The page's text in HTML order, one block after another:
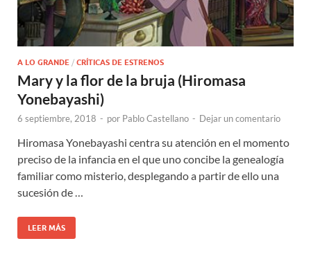
A LO GRANDE / CRÍTICAS DE ESTRENOS
Mary y la flor de la bruja (Hiromasa
Yonebayashi)
6 septiembre, 2018 - por Pablo Castellano - Dejar un comentario
Hiromasa Yonebayashi centra su atención en el momento
preciso de la infancia en el que uno concibe la genealogía
familiar como misterio, desplegando a partir de ello una
sucesión de …
LEER MÁS